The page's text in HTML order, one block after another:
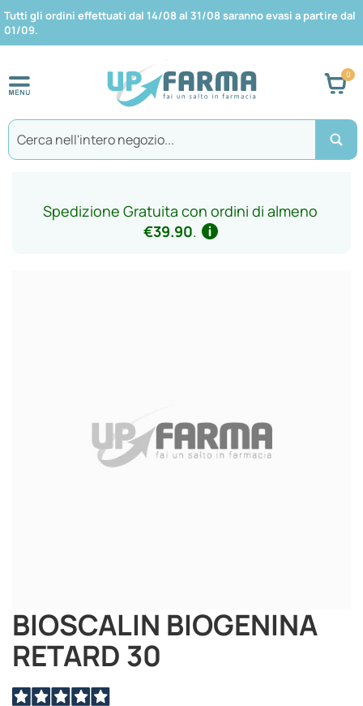
Tutti gli ordini effettuati dal 14/08 al 31/08 saranno evasi a partire dal
01/09.
Spedizione Gratuita con ordini di almeno
€39.90.
BIOSCALIN BIOGENINA
RETARD 30
Vai
all'inizio
della
galleria
immagini